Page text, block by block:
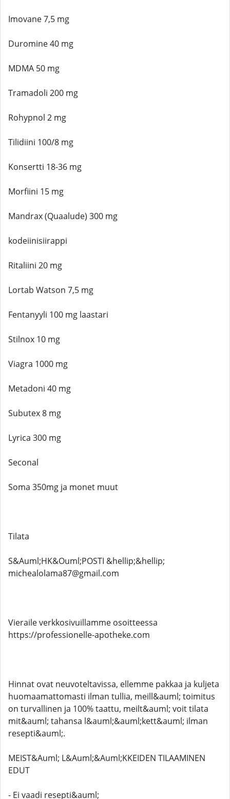
Imovane 7,5 mg
Duromine 40 mg
MDMA 50 mg
Tramadoli 200 mg
Rohypnol 2 mg
Tilidiini 100/8 mg
Konsertti 18-36 mg
Morfiini 15 mg
Mandrax (Quaalude) 300 mg
kodeiinisiirappi
Ritaliini 20 mg
Lortab Watson 7,5 mg
Fentanyyli 100 mg laastari
Stilnox 10 mg
Viagra 1000 mg
Metadoni 40 mg
Subutex 8 mg
Lyrica 300 mg
Seconal
Soma 350mg ja monet muut
Tilata
S&Auml;HK&Ouml;POSTI &hellip;&hellip;
michealolama87@gmail.com
Vieraile verkkosivuillamme osoitteessa
https://professionelle-apotheke.com
Hinnat ovat neuvoteltavissa, ellemme pakkaa ja kuljeta
huomaamattomasti ilman tullia, meill&auml; toimitus
on turvallinen ja 100% taattu, meilt&auml; voit tilata
mit&auml; tahansa l&auml;&auml;kett&auml; ilman
resepti&auml;.
MEIST&Auml; L&Auml;&Auml;KKEIDEN TILAAMINEN
EDUT
- Ei vaadi resepti&auml;